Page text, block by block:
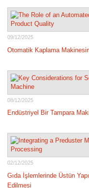
09/12/2025
Otomatik Kaplama
08/12/2025
Endüstriyel Bir Tampara
02/12/2025
Gıda İşlemlerinde Üstün
Edilmesi